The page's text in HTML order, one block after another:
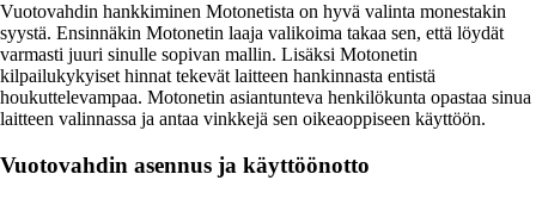
Vuotovahdin hankkiminen Motonetista on hyvä valinta monestakin
syystä. Ensinnäkin Motonetin laaja valikoima takaa sen, että löydät
varmasti juuri sinulle sopivan mallin. Lisäksi Motonetin
kilpailukykyiset hinnat tekevät laitteen hankinnasta entistä
houkuttelevampaa. Motonetin asiantunteva henkilökunta opastaa sinua
laitteen valinnassa ja antaa vinkkejä sen oikeaoppiseen käyttöön.
Vuotovahdin asennus ja käyttöönotto